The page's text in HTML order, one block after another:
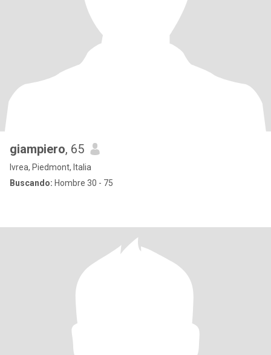
giampiero, 65
Ivrea, Piedmont, Italia
Buscando: Hombre 30 - 75